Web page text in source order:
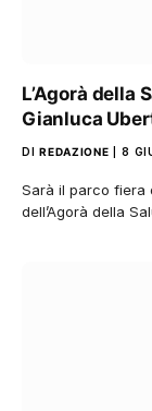
L’Agorà della
Gianluca
DI REDAZIONE 8
Sarà il parco fiera
dell’Agorà della